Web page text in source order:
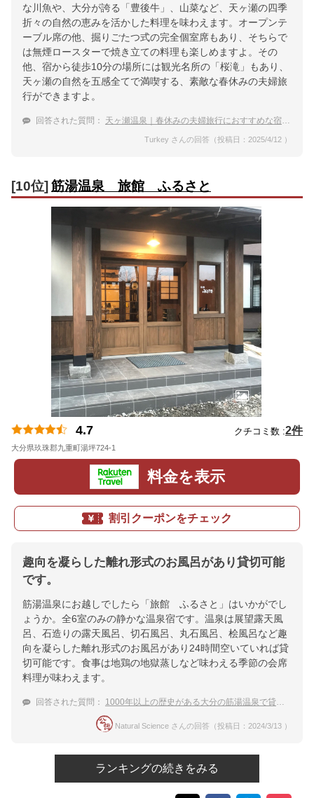
な川魚や、大分が誇る「豊後牛」、山菜など、天ヶ瀬の四季
折々の自然の恵みを活かした料理を味わえます。オープンテ
ーブル席の他、掘りごたつ式の完全個室席もあり、そちらで
は無煙ロースターで焼き立ての料理も楽しめますよ。その
他、宿から徒歩10分の場所には観光名所の「桜滝」もあり、
天ヶ瀬の自然を五感全てで満喫する、素敵な春休みの夫婦旅
行ができますよ。
回答された質問： 天ヶ瀬温泉｜春休みの夫婦旅行におすすめな宿は？
Turkey さんの回答（投稿日：2025/4/12 ）
[10位] 筋湯温泉 旅館 ふるさと
4.7 クチコミ数 :2件
大分県玖珠郡九重町湯坪724-1
料金を表示
割引クーポンをチェック
趣向を凝らした離れ形式のお風呂があり貸切可能
です。
筋湯温泉にお越しでしたら「旅館 ふるさと」はいかがでし
ょうか。全6室のみの静かな温泉宿です。温泉は展望露天風
呂、石造りの露天風呂、切石風呂、丸石風呂、桧風呂など趣
向を凝らした離れ形式のお風呂があり24時間空いていれば貸
切可能です。食事は地鶏の地獄蒸しなど味わえる季節の会席
料理が味わえます。
回答された質問： 1000年以上の歴史がある大分の筋湯温泉で貸切風呂がある温泉宿
Natural Science さんの回答（投稿日：2024/3/13 ）
ランキングの続きをみる